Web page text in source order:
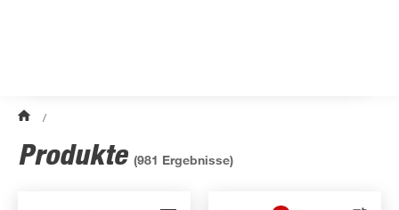
/
Produkte (981 Ergebnisse)